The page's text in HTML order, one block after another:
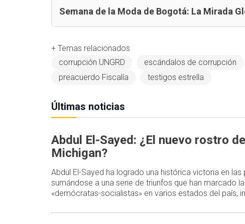
Semana de la Moda de Bogotá: La Mirada
+ Temas relacionados
corrupción UNGRD
escándalos de corrupción
preacuerdo Fiscalía
testigos estrella
Últimas noticias
Abdul El-Sayed: ¿El nuevo rostro
Michigan?
Abdul El-Sayed ha logrado una histórica victoria en
sumándose a una serie de triunfos que han marcado
«demócratas-socialistas» en varios estados del país,